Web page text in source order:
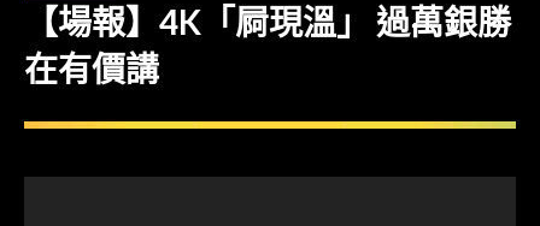
【場報】4K「屙現溫」 過萬銀勝
在有價講